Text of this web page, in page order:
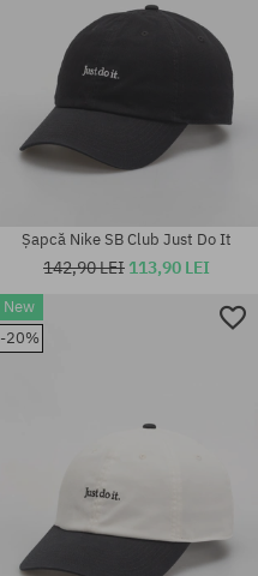
Șapcă Nike SB Club Just Do It
142,90 LEI 113,90 LEI
New
-20%